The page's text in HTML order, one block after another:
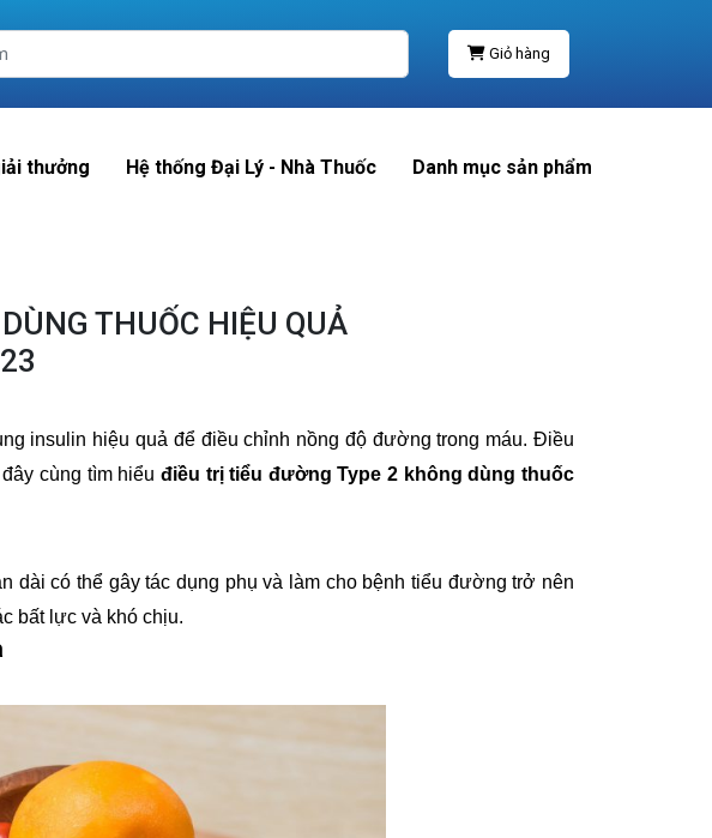
Giỏ hàng
thưởng Hệ thống Đại Lý - Nhà Thuốc Danh mục sản phẩm
THUỐC HIỆU QUẢ
insulin hiệu quả để điều chỉnh nồng độ đường trong máu. Điều
cùng tìm hiểu điều trị tiểu đường Type 2 không dùng thuốc
dài có thể gây tác dụng phụ và làm cho bệnh tiểu đường trở nên
bất lực và khó chịu.